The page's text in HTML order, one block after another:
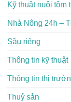
Kỹ thuật nuôi tôm
Nhà Nông 24h –
Sầu riêng
Thông tin kỹ thuật
Thông tin thị
Thuỷ sản